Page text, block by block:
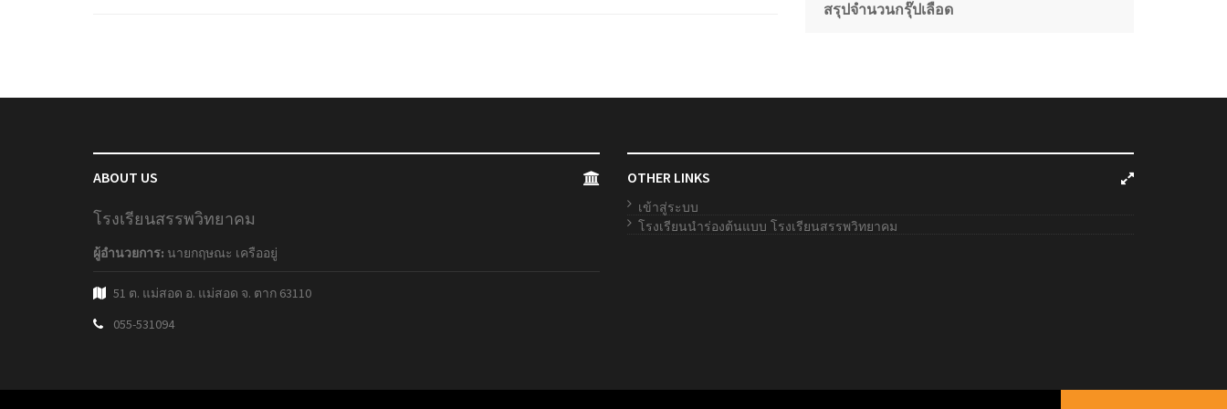
สรุปจำนวนกรุ๊ปเลือด
ABOUT US
โรงเรียนสรรพวิทยาคม
ผู้อำนวยการ: นายกฤษณะ เครืออยู่
51 ต. แม่สอด อ. แม่สอด จ. ตาก 63110
055-531094
OTHER LINKS
เข้าสู่ระบบ
โรงเรียนนำร่องต้นแบบ โรงเรียนสรรพวิทยาคม